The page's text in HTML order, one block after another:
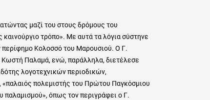
μαζί του στους δρόμους του
τρόπο». Με αυτά τα λόγια σύστηνε
περίφημο Κολοσσό του Μαρουσιού. Ο Γ.
Κωστή Παλαμά, ενώ, παράλληλα, διετέλεσε
λογοτεχνικών περιοδικών,
πολεμιστής του Πρώτου Παγκόσμιου
παλαμισμού», όπως τον περιγράφει ο Γ.